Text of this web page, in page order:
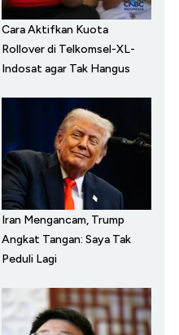
Cara Aktifkan Kuota
Rollover di Telkomsel-XL-
Indosat agar Tak Hangus
Iran Mengancam, Trump
Angkat Tangan: Saya Tak
Peduli Lagi